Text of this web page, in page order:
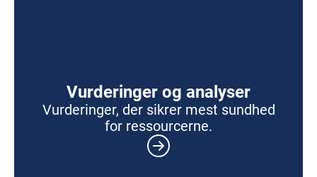
Vurderinger og analyser
Vurderinger, der sikrer mest sundhed
for ressourcerne.